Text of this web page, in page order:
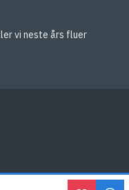
vi neste års fluer